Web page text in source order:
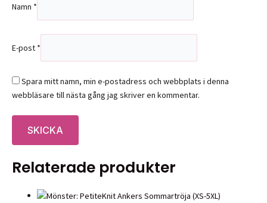
Namn *
E-post *
Spara mitt namn, min e-postadress och webbplats i denna
webbläsare till nästa gång jag skriver en kommentar.
Relaterade produkter